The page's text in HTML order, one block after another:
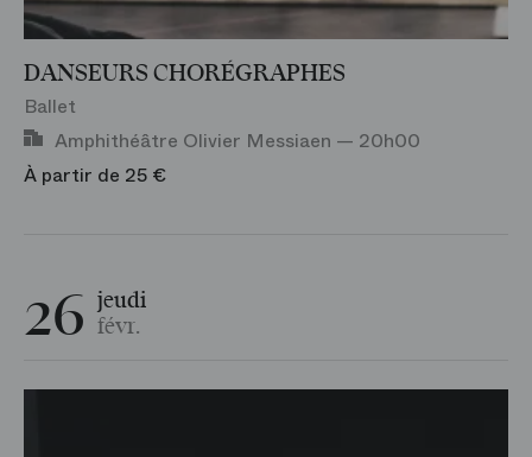
DANSEURS CHORÉGRAPHES
Ballet
Amphithéâtre Olivier Messiaen — 20h00
À partir de 25 €
26 jeudi
févr.